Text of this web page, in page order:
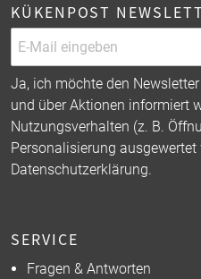
KÜKENPOST
Ja, ich möchte den
und über Aktionen informiert
Nutzungsverhalten (z. B.
Personalisierung
Datenschutzerklärung.
SERVICE
Fragen & Antworten